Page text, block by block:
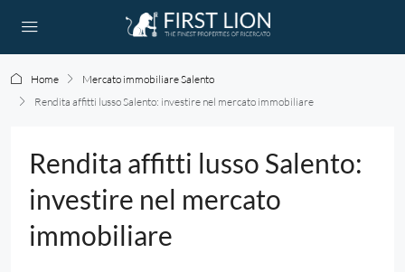
Home
Mercato immobiliare Salento
Rendita affitti lusso Salento: investire nel mercato immobiliare
Rendita affitti lusso Salento:
investire nel mercato
immobiliare